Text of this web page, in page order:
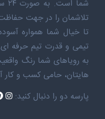
تلاشمان را در جهت حفاظت
تا خیال شما همواره
تیمی و قدرت تیم حرفه
به رویاهای شما رنگ
هایتان، حامی کسب و کار
پارسه دو را دنبال کنید: